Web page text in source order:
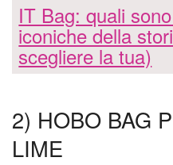
IT Bag: quali
iconiche della
scegliere la tua)
2) HOBO BAG
LIME